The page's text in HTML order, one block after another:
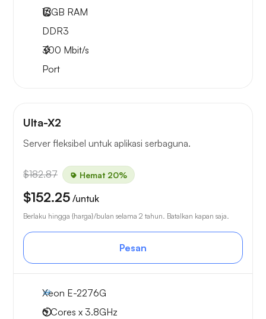
16GB RAM
DDR3
300 Mbit/s
Port
Ulta-X2
Server fleksibel untuk aplikasi serbaguna.
$182.87 Hemat 20%
$152.25 /untuk
Berlaku hingga {harga}/bulan selama 2 tahun. Batalkan kapan saja.
Pesan
Xeon E-2276G
6 Cores x 3.8GHz